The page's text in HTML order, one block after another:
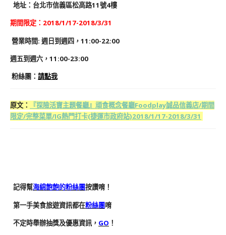
地址： 台北市信義區松高路11號4樓
期間限定：2018/1/17-2018/3/31
營業時間: 週日到週四 ， 11:00-22:00
週五到週六，11:00-23:00
粉絲團 ： 請點我
原文：
『探險活寶主題餐廳』頑食概念餐廳Foodplay誠品信義店/期間
限定/完整菜單/IG熱門打卡(捷運市政府站)2018/1/17-2018/3/31
記得幫海綿飽飽的粉絲團按讚唷！
第一手美食旅遊資訊都在粉絲團唷
不定時舉辦抽獎及優惠資訊， GO ！